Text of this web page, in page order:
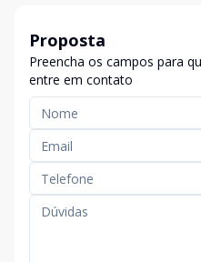
Proposta
Preencha os campos para
entre em contato